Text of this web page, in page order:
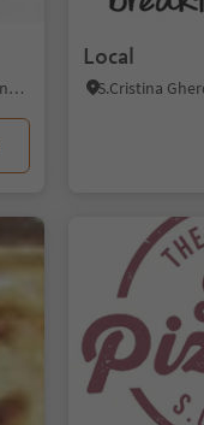
S.Cristina Gherdëina/S.Cristina Val Gardena, Santa Cristina Val Gardena, Regione dolomitica Val Gardena
Local